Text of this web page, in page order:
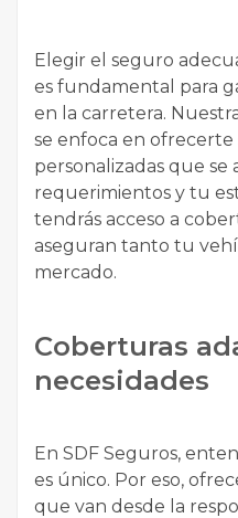
Elegir el seguro
es fundamental para
en la carretera.
se enfoca en ofrecerte
personalizadas que se
requerimientos y tu
tendrás acceso a
aseguran tanto tu
mercado.
Coberturas
necesidades
En SDF Seguros,
es único. Por eso,
que van desde la